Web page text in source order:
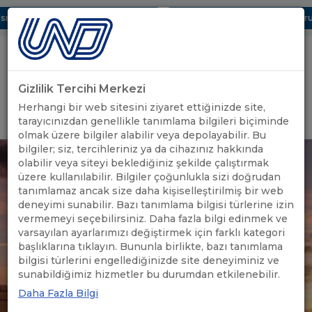
Dijital UBAK Bölümü Hakkında UND, Yunanistan Vize
Uluslararası Nakliyeciler Derneği
GİRİŞ YAP
Gizlilik Tercihi Merkezi
Herhangi bir web sitesini ziyaret ettiğinizde site,
tarayıcınızdan genellikle tanımlama bilgileri biçiminde
olmak üzere bilgiler alabilir veya depolayabilir. Bu
bilgiler; siz, tercihleriniz ya da cihazınız hakkında
olabilir veya siteyi beklediğiniz şekilde çalıştırmak
üzere kullanılabilir. Bilgiler çoğunlukla sizi doğrudan
tanımlamaz ancak size daha kişiselleştirilmiş bir web
deneyimi sunabilir. Bazı tanımlama bilgisi türlerine izin
vermemeyi seçebilirsiniz. Daha fazla bilgi edinmek ve
varsayılan ayarlarımızı değiştirmek için farklı kategori
başlıklarına tıklayın. Bununla birlikte, bazı tanımlama
bilgisi türlerini engellediğinizde site deneyiminiz ve
sunabildiğimiz hizmetler bu durumdan etkilenebilir.
Daha Fazla Bilgi